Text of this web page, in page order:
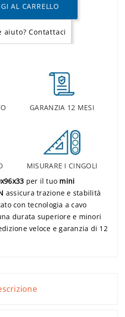
AL CARRELLO
aiuto? Contattaci
GARANZIA 12 MESI
MISURARE I CINGOLI
per il tuo mini
assicura trazione e stabilità
con tecnologia a cavo
durata superiore e minori
veloce e garanzia di 12